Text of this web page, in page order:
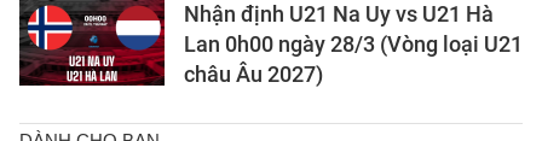
Nhận định U21 Na Uy vs U21 Hà
Lan 0h00 ngày 28/3 (Vòng loại U21
châu Âu 2027)